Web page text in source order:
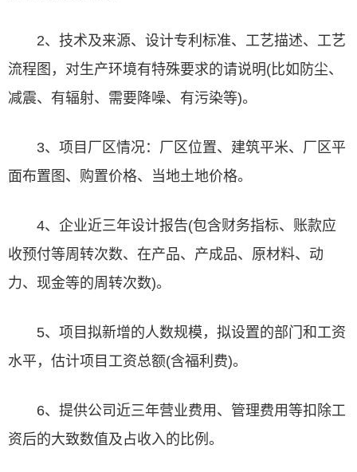
2、技术及来源、设计专利标准、工艺描述、工艺
流程图，对生产环境有特殊要求的请说明(比如防尘、
减震、有辐射、需要降噪、有污染等)。
3、项目厂区情况：厂区位置、建筑平米、厂区平
面布置图、购置价格、当地土地价格。
4、企业近三年设计报告(包含财务指标、账款应
收预付等周转次数、在产品、产成品、原材料、动
力、现金等的周转次数)。
5、项目拟新增的人数规模，拟设置的部门和工资
水平，估计项目工资总额(含福利费)。
6、提供公司近三年营业费用、管理费用等扣除工
资后的大致数值及占收入的比例。